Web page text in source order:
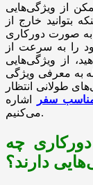
از ویژگی‌هایی
بتوانید خارج از
به صورت دورکاری
را به سرعت از
از ویژگی‌هایی
به معرفی ویژگی
طولانی انتظار
سفر
اشاره
می‌کنیم.
چه
دارند؟